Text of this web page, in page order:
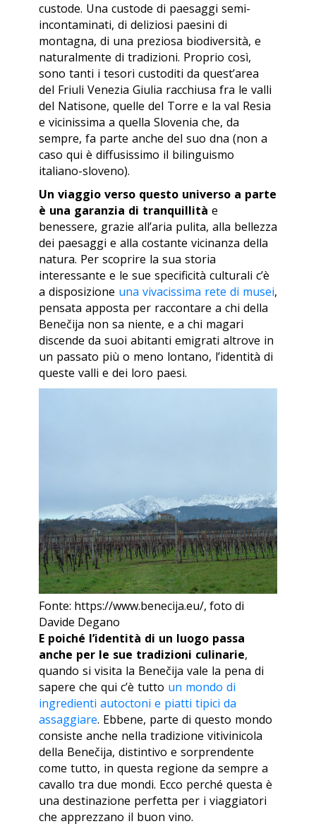
custode. Una custode di paesaggi semi-
incontaminati, di deliziosi paesini di
montagna, di una preziosa biodiversità, e
naturalmente di tradizioni. Proprio così,
sono tanti i tesori custoditi da quest’area
del Friuli Venezia Giulia racchiusa fra le valli
del Natisone, quelle del Torre e la val Resia
e vicinissima a quella Slovenia che, da
sempre, fa parte anche del suo dna (non a
caso qui è diffusissimo il bilinguismo
italiano-sloveno).
Un viaggio verso questo universo a parte
è una garanzia di tranquillità e
benessere, grazie all’aria pulita, alla bellezza
dei paesaggi e alla costante vicinanza della
natura. Per scoprire la sua storia
interessante e le sue specificità culturali c’è
a disposizione una vivacissima rete di musei,
pensata apposta per raccontare a chi della
Benečija non sa niente, e a chi magari
discende da suoi abitanti emigrati altrove in
un passato più o meno lontano, l’identità di
queste valli e dei loro paesi.
Fonte: https://www.benecija.eu/, foto di
Davide Degano
E poiché l’identità di un luogo passa
anche per le sue tradizioni culinarie,
quando si visita la Benečija vale la pena di
sapere che qui c’è tutto un mondo di
ingredienti autoctoni e piatti tipici da
assaggiare. Ebbene, parte di questo mondo
consiste anche nella tradizione vitivinicola
della Benečija, distintivo e sorprendente
come tutto, in questa regione da sempre a
cavallo tra due mondi. Ecco perché questa è
una destinazione perfetta per i viaggiatori
che apprezzano il buon vino.